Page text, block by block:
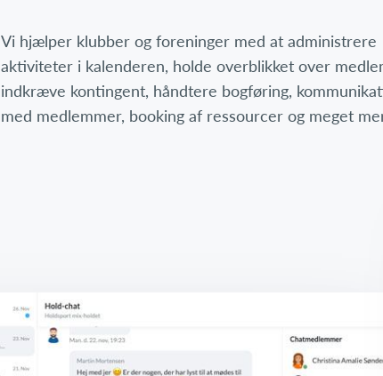
Vi hjælper klubber og foreninger med at administrere
aktiviteter i kalenderen, holde overblikket over
indkræve kontingent, håndtere bogføring,
med medlemmer, booking af ressourcer og meget